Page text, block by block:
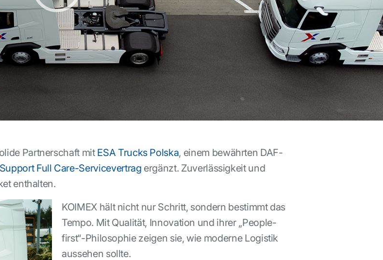
Partnerschaft mit ESA Trucks Polska, einem bewährten DAF-
Full Care-Servicevertrag ergänzt. Zuverlässigkeit und
enthalten.
KOIMEX hält nicht nur Schritt, sondern bestimmt das
Tempo. Mit Qualität, Innovation und ihrer „People-
first“-Philosophie zeigen sie, wie moderne Logistik
aussehen sollte.